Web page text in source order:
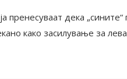
дека „сините“
како засилување за